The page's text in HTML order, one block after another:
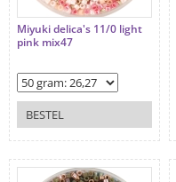
Miyuki delica's 11/0 light
pink mix47
BESTEL